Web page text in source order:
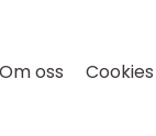
Om oss Cookies